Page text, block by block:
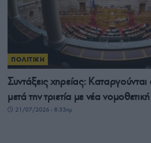
ΠΟΛΙΤΙΚΗ
Συντάξεις χηρείας: Καταργούνται
μετά την τριετία με νέα
21/07/2026 - 8:33πμ